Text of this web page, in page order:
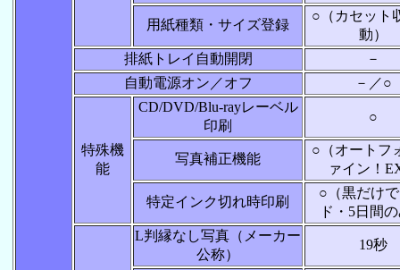
用紙種類・サイズ登録
○（カセット
動）
排紙トレイ自動開閉
－
自動電源オン／オフ
－／○
特殊機
能
CD/DVD/Blu-rayレーベル
印刷
○
写真補正機能
○（オートフ
ァイン！
特定インク切れ時印刷
○（黒だけ
ド・5日間
L判縁なし写真（メーカー
公称）
19秒